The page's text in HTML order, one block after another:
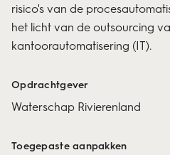
risico'svan de
het licht van de outsourcing
kantoorautomatisering (IT).
Opdrachtgever
Waterschap Rivierenland
Toegepaste aanpakken